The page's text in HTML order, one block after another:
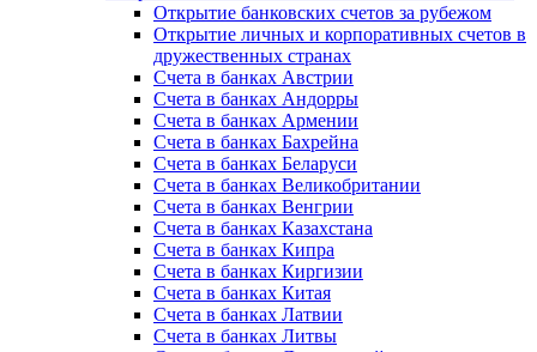
Открытие банковских счетов за рубежом
Открытие личных и корпоративных счетов в
дружественных странах
Счета в банках Австрии
Счета в банках Андорры
Счета в банках Армении
Счета в банках Бахрейна
Счета в банках Беларуси
Счета в банках Великобритании
Счета в банках Венгрии
Счета в банках Казахстана
Счета в банках Кипра
Счета в банках Киргизии
Счета в банках Китая
Счета в банках Латвии
Счета в банках Литвы